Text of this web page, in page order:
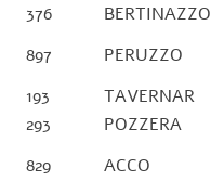
376
BERTINAZZO
897
PERUZZO
193
TAVERNAR
293
POZZERA
829
ACCO